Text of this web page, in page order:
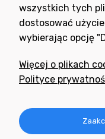
Potrzebujesz pomocy
+48 791 806
Informacje
wszystkich tych
dostosować
wybierając opcję
Więcej o plikach
Polityce